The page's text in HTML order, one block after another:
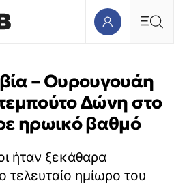
– Ουρουγουάη
Δώνη στο
ηρωικό βαθμό
ήταν ξεκάθαρα
τελευταίο ημίωρο του